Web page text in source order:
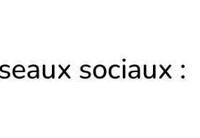
sociaux :